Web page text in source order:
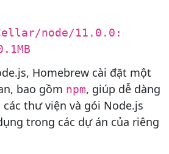
node/11.0.0:
Homebrew cài đặt một
bao gồm npm, giúp dễ dàng
thư viện và gói Node.js
trong các dự án của riêng